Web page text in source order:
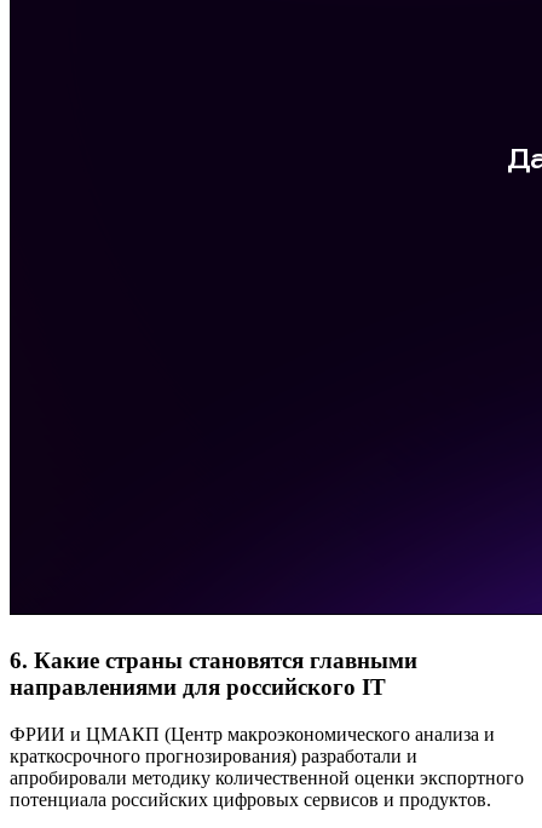
6. Какие страны становятся главными
направлениями для российского IT
ФРИИ и ЦМАКП (Центр макроэкономического анализа и
краткосрочного прогнозирования) разработали и
апробировали методику количественной оценки экспортного
потенциала российских цифровых сервисов и продуктов.